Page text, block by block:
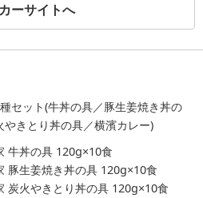
ーサイトへ
セット(牛丼の具／豚生姜焼き丼の
やきとり丼の具／横濱カレー)
牛丼の具 120g×10食
豚生姜焼き丼の具 120g×10食
炭火やきとり丼の具 120g×10食